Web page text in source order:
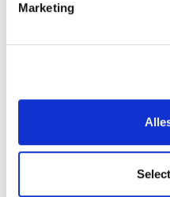
Marketing